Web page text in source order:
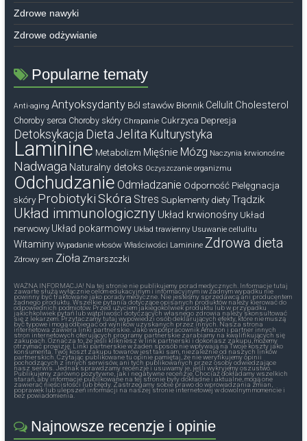
Zdrowe nawyki
Zdrowe odżywianie
Popularne tematy
Anti-aging Antyoksydanty Ból stawów Błonnik Cellulit Cholesterol
Choroby serca Choroby skóry Chrapanie Cukrzyca Depresja
Detoksykacja Dieta Jelita Kulturystyka
Laminine Metabolizm Mięśnie Mózg Naczynia krwionośne
Nadwaga Naturalny detoks Oczyszczanie organizmu
Odchudzanie Odmładzanie Odporność Pielęgnacja
skóry Probiotyki Skóra Stres Suplementy diety Trądzik
Układ immunologiczny Układ krwionośny Układ
nerwowy Układ pokarmowy Układ trawienny Usuwanie cellulitu
Witaminy Wypadanie włosów Właściwości Laminine Zdrowa dieta
Zdrowy sen Zioła Zmarszczki
WAŻNA INFORMACJA! Na tej stronie nie publikujemy porad medycznych. Informacje tutaj
zawarte służą wyłącznie celom edukacyjnym i informacyjnym iw żadnym wypadku nie
powinny być traktowane jako porady medyczne. Nie jesteśmy sprzedawcą ani producentem
żadnego produktu. Wszelkie pytania dotyczące opisanych produktów należy kierować do
odpowiednich podmiotów. Przed użyciem jakiegokolwiek produktu lub w przypadku
jakichkolwiek pytań lub wątpliwości dotyczących własnego zdrowia należy skonsultować
się z lekarzem. Przytaczamy tutaj wypowiedzi osób deklarujących efekty, które nie muszą
być typowe i mogą odbiegać od wyników uzyskanych przez innych. Nasza strona
internetowa zawiera linki partnerskie. Jako współpracownik Amazon i partner innych
stron internetowych oferujących programy partnerskie zarabiamy na kwalifikujących się
zakupach. Oznacza to, że jeśli klikniesz w link partnerski i dokonasz zakupu, możemy
otrzymać prowizję. Linki partnerskie w żaden sposób nie wpływają na Twoje koszty jako
konsumenta. Twój koszt zakupu towarów jest taki sam, niezależnie od naszych linków
partnerskich. Czytając publikowane tu opinie pamiętaj, że nie weryfikujemy opinii
pochodzących z innych serwisów, ani tych publikowanych przez osoby odwiedzające
nasz serwis. Jednak sprawdzamy recenzje i usuwamy je, jeśli wykryjemy oszustwo.
Publikujemy zarówno pozytywne, jak i negatywne recenzje. Chociaż dokładamy wszelkich
starań, aby informacje publikowane na tej stronie były dokładne i aktualne, mogą one
zawierać nieścisłości lub błędy. Zastrzegamy sobie prawo do wprowadzania zmian,
poprawek lub ulepszeń informacji na naszej stronie internetowej w dowolnym momencie i
bez powiadomienia.
Najnowsze recenzje i opinie